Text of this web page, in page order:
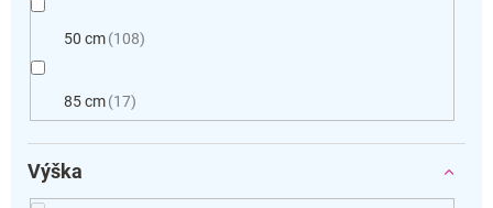
50 cm 108
85 cm 17
Výška